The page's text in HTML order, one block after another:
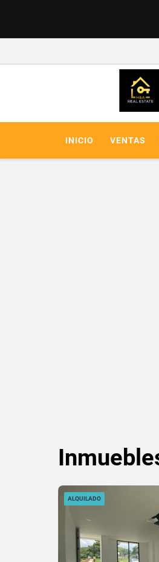
INICIO VENTAS
ALQUILADO